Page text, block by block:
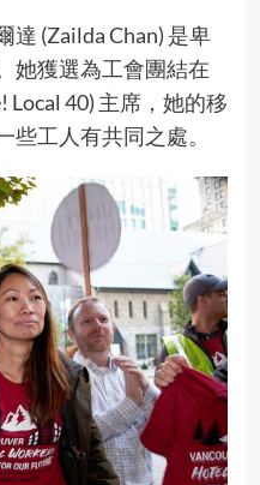
(Zailda Chan) 是卑
她獲選為工會團結在
40) 主席，她的移
工人有共同之處。